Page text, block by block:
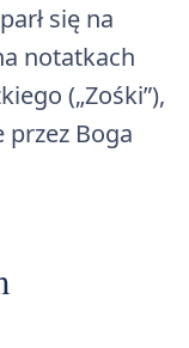
się na
notatkach
(„Zośki”),
przez Boga